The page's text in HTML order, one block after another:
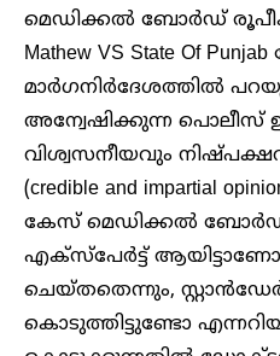
മെഡിക്കൽ ബോർഡ്
Mathew VS State Of
മാർഗനിർദേശത്തിൽ
അന്വേഷിക്കുന്ന പൊലീസ്
വിശ്വസനീയവും
(credible and impartial
കേസ് മെഡിക്കൽ
എക്സ്പേർട്ട് ആയിട്ടാണോ
ചെയ്തതെന്നും,
കൊടുത്തിട്ടുണ്ടോ